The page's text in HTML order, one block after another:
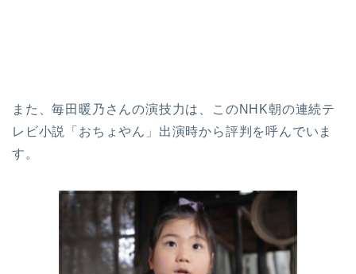
また、毎田暖乃さんの演技力は、このNHK朝の連続テ
レビ小説「おちょやん」出演時から評判を呼んでいま
す。